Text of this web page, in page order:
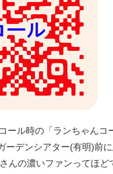
ール時の「ランちゃんコ
ーデンシアター(有明)前
んの濃いファンってほ